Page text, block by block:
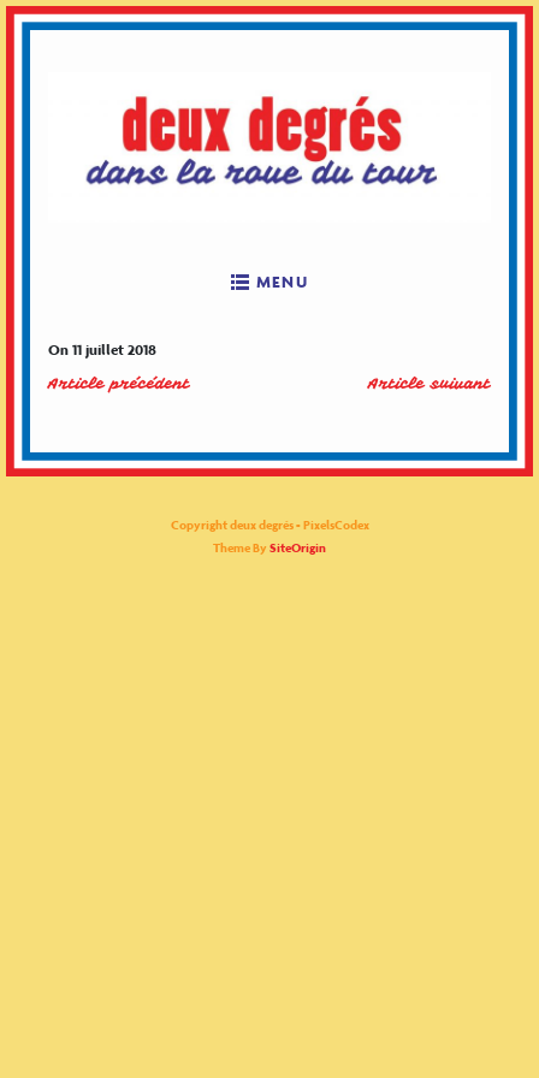
MENU
On 11 juillet 2018
Article suivant
Article précédent
Copyright deux degrés - PixelsCodex
Theme By SiteOrigin